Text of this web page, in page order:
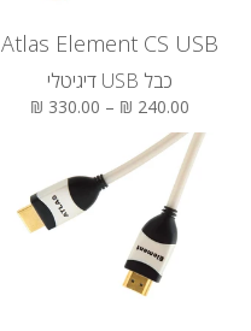
Atlas Element CS USB
כבל USB דיגיטלי
240.00 ₪ – 330.00 ₪